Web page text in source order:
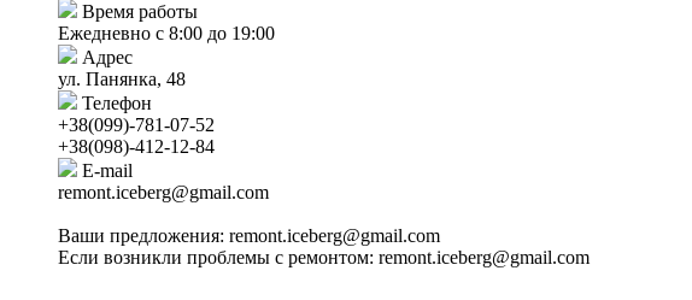
Время работы
Ежедневно с 8:00 до 19:00
Адрес
ул. Панянка, 48
Телефон
+38(099)-781-07-52
+38(098)-412-12-84
E-mail
remont.iceberg@gmail.com
Ваши предложения: remont.iceberg@gmail.com
Если возникли проблемы с ремонтом: remont.iceberg@gmail.com